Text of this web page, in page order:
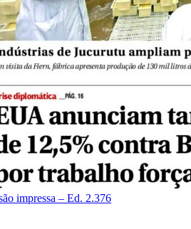
impressa – Ed. 2.376